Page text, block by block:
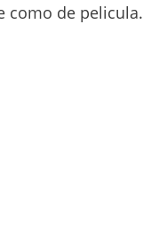
como de pelicula.